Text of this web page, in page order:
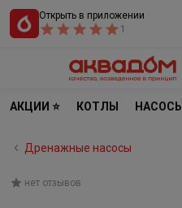
Открыть в приложении
1
АКЦИИ ⭐ КОТЛЫ НАСОСЫ
Дренажные насосы
нет отзывов